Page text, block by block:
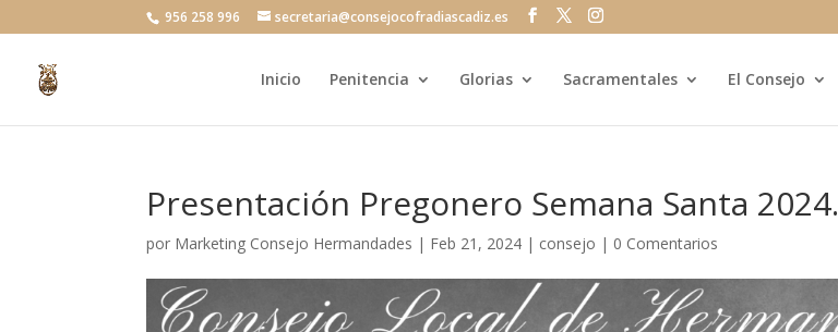
956 258 996 secretaria@consejocofradiascadiz.es
Inicio Penitencia Glorias Sacramentales El Consejo
Presentación Pregonero Semana Santa 2024.
por Marketing Consejo Hermandades | Feb 21, 2024 | consejo | 0 Comentarios